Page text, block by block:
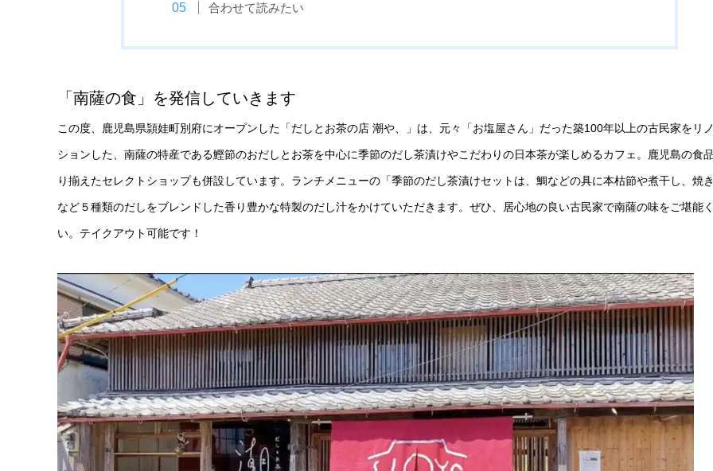
合わせて読みたい
「南薩の食」を発信していきます
この度、鹿児島県頴娃町別府にオープンした「だしとお茶の店 潮や、」は、元々「お塩屋さん」だった築100年以上の古民家をリ
ションした、南薩の特産である鰹節のおだしとお茶を中心に季節のだし茶漬けやこだわりの日本茶が楽しめるカフェ。鹿児島の食
り揃えたセレクトショップも併設しています。ランチメニューの「季節のだし茶漬けセットは、鯛などの具に本枯節や煮干し、焼
など５種類のだしをブレンドした香り豊かな特製のだし汁をかけていただきます。ぜひ、居心地の良い古民家で南薩の味をご堪能
い。テイクアウト可能です！